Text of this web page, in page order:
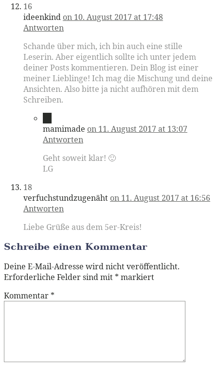
16
ideenkind on 10. August 2017 at 17:48
Antworten
Schande über mich, ich bin auch eine stille
Leserin. Aber eigentlich sollte ich unter jedem
deiner Posts kommentieren. Dein Blog ist einer
meiner Lieblinge! Ich mag die Mischung und deine
Ansichten. Also bitte ja nicht aufhören mit dem
Schreiben.
mamimade on 11. August 2017 at 13:07
Antworten
Geht soweit klar! 🙂
LG
18
verfuchstundzugenäht on 11. August 2017 at 16:56
Antworten
Liebe Grüße aus dem 5er-Kreis!
Schreibe einen Kommentar
Deine E-Mail-Adresse wird nicht veröffentlicht.
Erforderliche Felder sind mit * markiert
Kommentar *